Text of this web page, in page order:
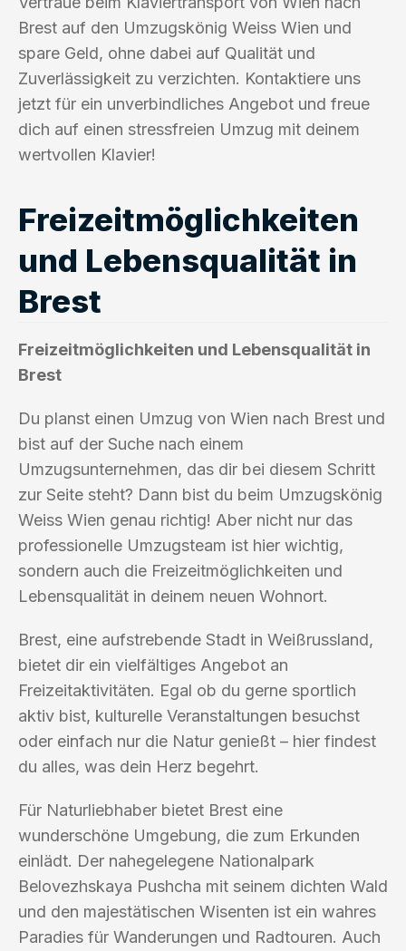
Brest auf den Umzugskönig Weiss Wien und
spare Geld, ohne dabei auf Qualität und
Zuverlässigkeit zu verzichten. Kontaktiere uns
jetzt für ein unverbindliches Angebot und freue
dich auf einen stressfreien Umzug mit deinem
wertvollen Klavier!
Freizeitmöglichkeiten
und Lebensqualität in
Brest
Freizeitmöglichkeiten und Lebensqualität in
Brest
Du planst einen Umzug von Wien nach Brest und
bist auf der Suche nach einem
Umzugsunternehmen, das dir bei diesem Schritt
zur Seite steht? Dann bist du beim Umzugskönig
Weiss Wien genau richtig! Aber nicht nur das
professionelle Umzugsteam ist hier wichtig,
sondern auch die Freizeitmöglichkeiten und
Lebensqualität in deinem neuen Wohnort.
Brest, eine aufstrebende Stadt in Weißrussland,
bietet dir ein vielfältiges Angebot an
Freizeitaktivitäten. Egal ob du gerne sportlich
aktiv bist, kulturelle Veranstaltungen besuchst
oder einfach nur die Natur genießt – hier findest
du alles, was dein Herz begehrt.
Für Naturliebhaber bietet Brest eine
wunderschöne Umgebung, die zum Erkunden
einlädt. Der nahegelegene Nationalpark
Belovezhskaya Pushcha mit seinem dichten Wald
und den majestätischen Wisenten ist ein wahres
Paradies für Wanderungen und Radtouren. Auch